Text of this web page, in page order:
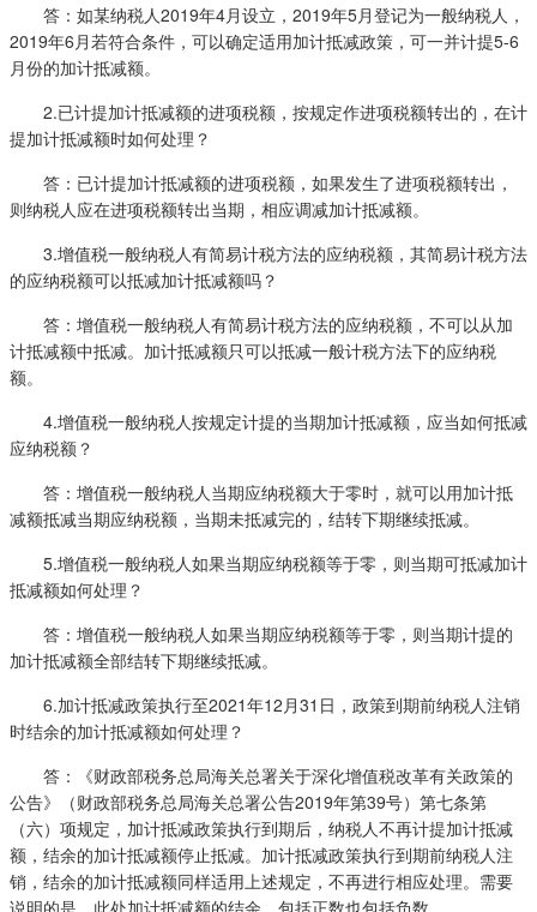
答：如某纳税人2019年4月设立，2019年5月登记为一般纳税人，
2019年6月若符合条件，可以确定适用加计抵减政策，可一并计提5-6
月份的加计抵减额。
2.已计提加计抵减额的进项税额，按规定作进项税额转出的，在计
提加计抵减额时如何处理？
答：已计提加计抵减额的进项税额，如果发生了进项税额转出，
则纳税人应在进项税额转出当期，相应调减加计抵减额。
3.增值税一般纳税人有简易计税方法的应纳税额，其简易计税方法
的应纳税额可以抵减加计抵减额吗？
答：增值税一般纳税人有简易计税方法的应纳税额，不可以从加
计抵减额中抵减。加计抵减额只可以抵减一般计税方法下的应纳税
额。
4.增值税一般纳税人按规定计提的当期加计抵减额，应当如何抵减
应纳税额？
答：增值税一般纳税人当期应纳税额大于零时，就可以用加计抵
减额抵减当期应纳税额，当期未抵减完的，结转下期继续抵减。
5.增值税一般纳税人如果当期应纳税额等于零，则当期可抵减加计
抵减额如何处理？
答：增值税一般纳税人如果当期应纳税额等于零，则当期计提的
加计抵减额全部结转下期继续抵减。
6.加计抵减政策执行至2021年12月31日，政策到期前纳税人注销
时结余的加计抵减额如何处理？
答：《财政部税务总局海关总署关于深化增值税改革有关政策的
公告》（财政部税务总局海关总署公告2019年第39号）第七条第
（六）项规定，加计抵减政策执行到期后，纳税人不再计提加计抵减
额，结余的加计抵减额停止抵减。加计抵减政策执行到期前纳税人注
销，结余的加计抵减额同样适用上述规定，不再进行相应处理。需要
说明的是，此处加计抵减额的结余，包括正数也包括负数。